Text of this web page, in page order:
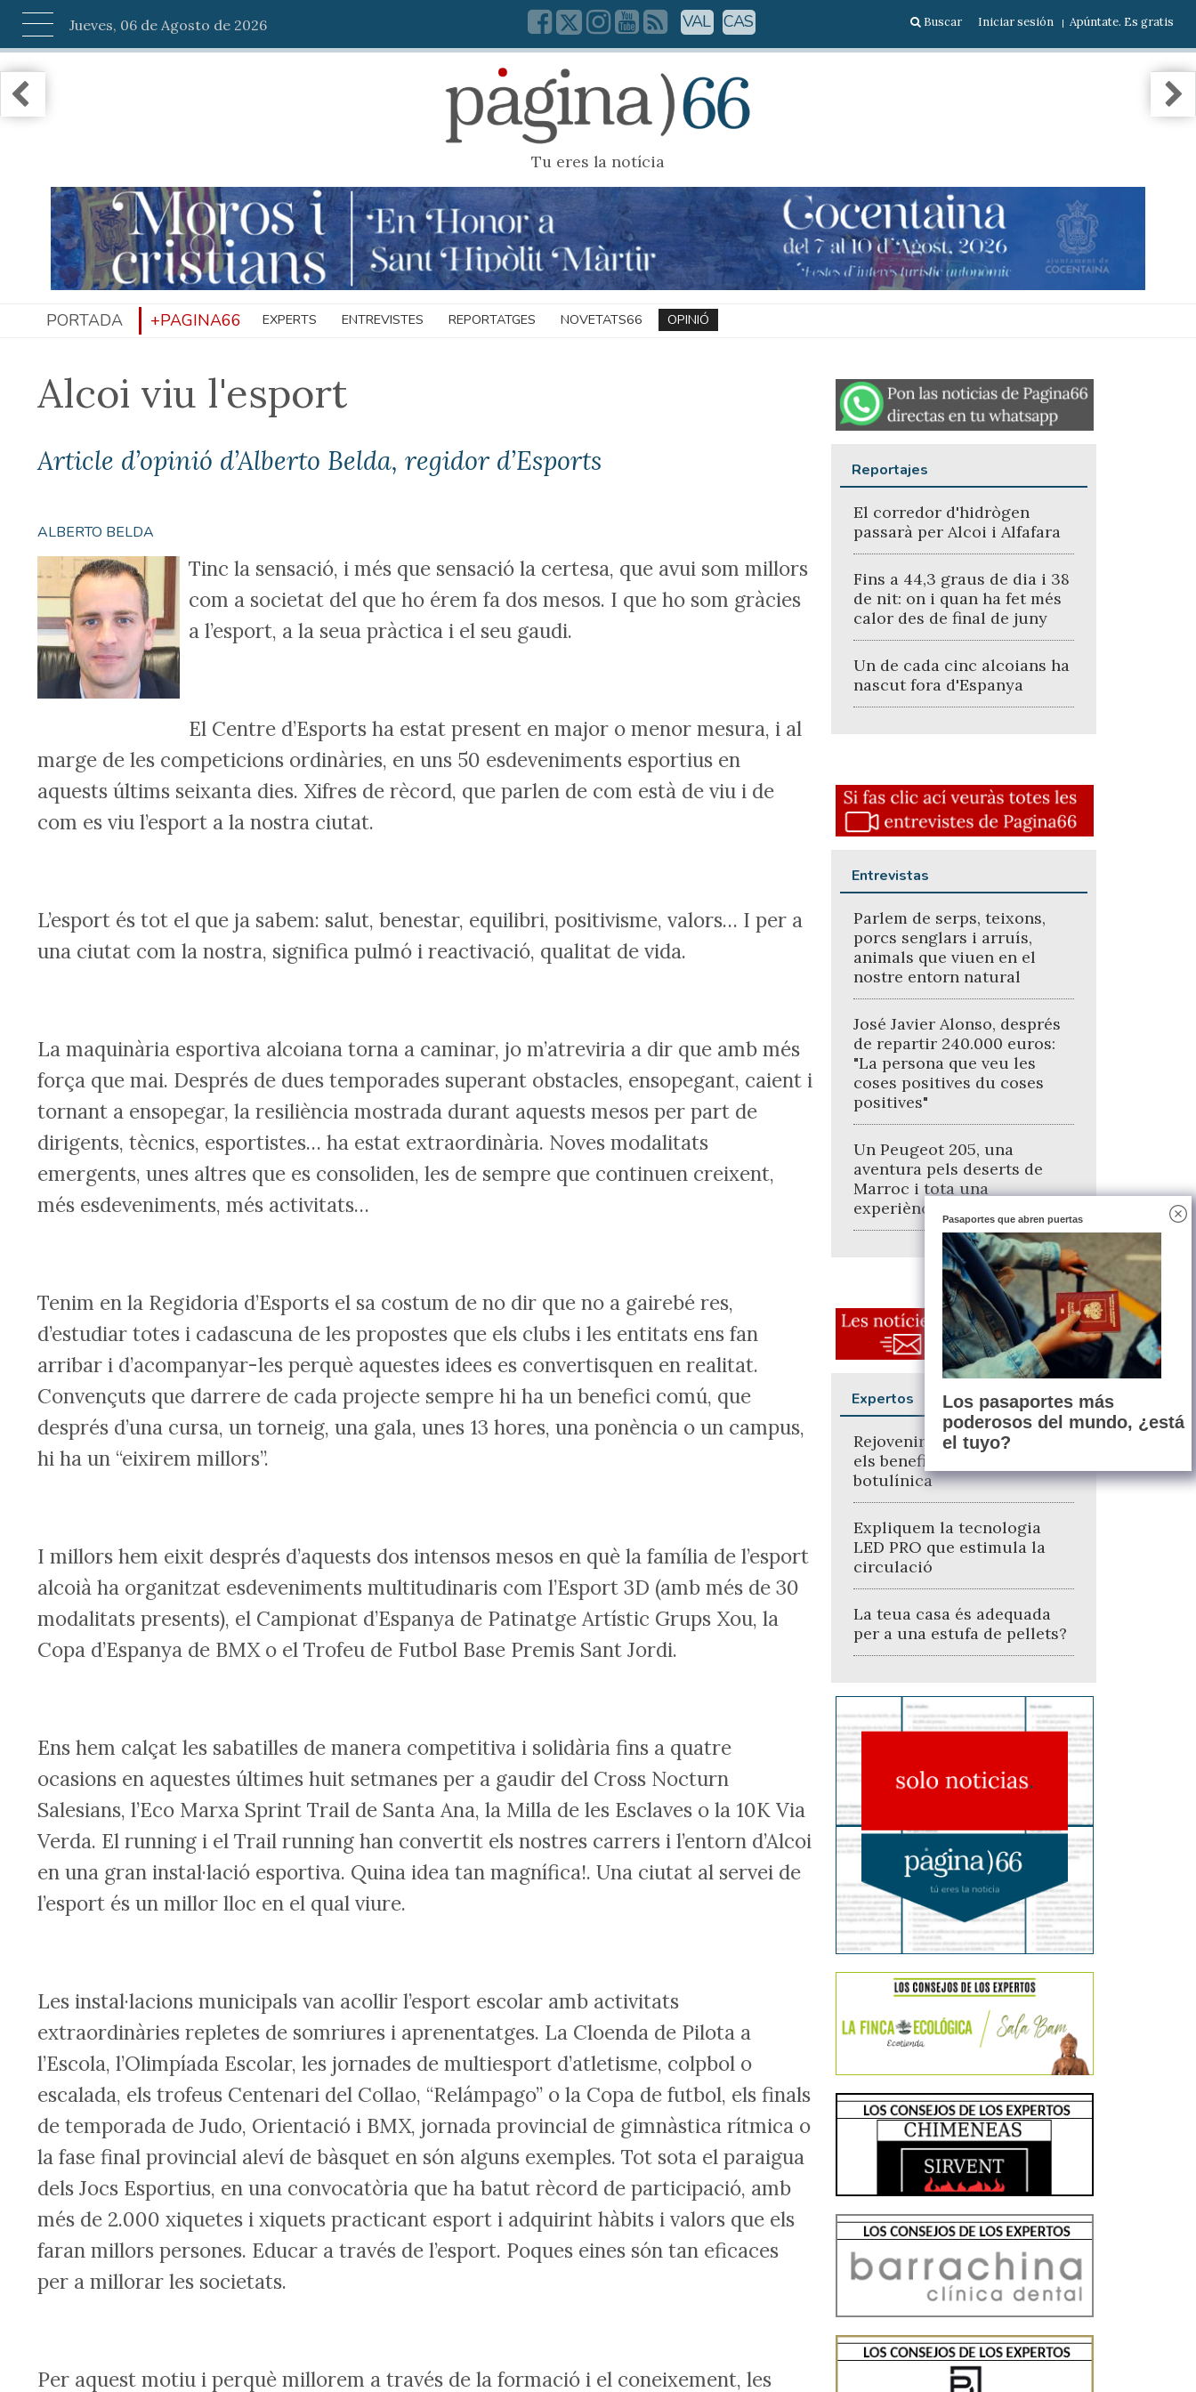
Jueves, 06 de Agosto de 2026 VAL CAS Buscar Iniciar sesión Apúntate. Es gratis
Tu eres la notícia
PORTADA +PAGINA66 EXPERTS ENTREVISTES REPORTATGES NOVETATS66 OPINIÓ
Alcoi viu l'esport
Article d’opinió d’Alberto Belda, regidor d’Esports
ALBERTO BELDA
Tinc la sensació, i més que sensació la certesa, que avui som millors
com a societat del que ho érem fa dos mesos. I que ho som gràcies
a l’esport, a la seua pràctica i el seu gaudi.
El Centre d’Esports ha estat present en major o menor mesura, i al
marge de les competicions ordinàries, en uns 50 esdeveniments esportius en
aquests últims seixanta dies. Xifres de rècord, que parlen de com està de viu i de
com es viu l’esport a la nostra ciutat.
L’esport és tot el que ja sabem: salut, benestar, equilibri, positivisme, valors… I per a
una ciutat com la nostra, significa pulmó i reactivació, qualitat de vida.
La maquinària esportiva alcoiana torna a caminar, jo m’atreviria a dir que amb més
força que mai. Després de dues temporades superant obstacles, ensopegant, caient i
tornant a ensopegar, la resiliència mostrada durant aquests mesos per part de
dirigents, tècnics, esportistes… ha estat extraordinària. Noves modalitats
emergents, unes altres que es consoliden, les de sempre que continuen creixent,
més esdeveniments, més activitats…
Tenim en la Regidoria d’Esports el sa costum de no dir que no a gairebé res,
d’estudiar totes i cadascuna de les propostes que els clubs i les entitats ens fan
arribar i d’acompanyar-les perquè aquestes idees es convertisquen en realitat.
Convençuts que darrere de cada projecte sempre hi ha un benefici comú, que
després d’una cursa, un torneig, una gala, unes 13 hores, una ponència o un campus,
hi ha un “eixirem millors”.
I millors hem eixit després d’aquests dos intensos mesos en què la família de l’esport
alcoià ha organitzat esdeveniments multitudinaris com l’Esport 3D (amb més de 30
modalitats presents), el Campionat d’Espanya de Patinatge Artístic Grups Xou, la
Copa d’Espanya de BMX o el Trofeu de Futbol Base Premis Sant Jordi.
Ens hem calçat les sabatilles de manera competitiva i solidària fins a quatre
ocasions en aquestes últimes huit setmanes per a gaudir del Cross Nocturn
Salesians, l’Eco Marxa Sprint Trail de Santa Ana, la Milla de les Esclaves o la 10K Via
Verda. El running i el Trail running han convertit els nostres carrers i l’entorn d’Alcoi
en una gran instal·lació esportiva. Quina idea tan magnífica!. Una ciutat al servei de
l’esport és un millor lloc en el qual viure.
Les instal·lacions municipals van acollir l’esport escolar amb activitats
extraordinàries repletes de somriures i aprenentatges. La Cloenda de Pilota a
l’Escola, l’Olimpíada Escolar, les jornades de multiesport d’atletisme, colpbol o
escalada, els trofeus Centenari del Collao, “Relámpago” o la Copa de futbol, els finals
de temporada de Judo, Orientació i BMX, jornada provincial de gimnàstica rítmica o
la fase final provincial aleví de bàsquet en són alguns exemples. Tot sota el paraigua
dels Jocs Esportius, en una convocatòria que ha batut rècord de participació, amb
més de 2.000 xiquetes i xiquets practicant esport i adquirint hàbits i valors que els
faran millors persones. Educar a través de l’esport. Poques eines són tan eficaces
per a millorar les societats.
Per aquest motiu i perquè millorem a través de la formació i el coneixement, les
Reportajes
El corredor d'hidrògen
passarà per Alcoi i Alfafara
Fins a 44,3 graus de dia i 38
de nit: on i quan ha fet més
calor des de final de juny
Un de cada cinc alcoians ha
nascut fora d'Espanya
Entrevistas
Parlem de serps, teixons,
porcs senglars i arruís,
animals que viuen en el
nostre entorn natural
José Javier Alonso, després
de repartir 240.000 euros:
"La persona que veu les
coses positives du coses
positives"
Un Peugeot 205, una
aventura pels deserts de
Marroc i tota una
experiència entre pare i fill
Expertos
Rejovenir amb naturalitat:
els beneficis de la toxina
botulínica
Expliquem la tecnologia
LED PRO que estimula la
circulació
La teua casa és adequada
per a una estufa de pellets?
Pasaportes que abren puertas
Los pasaportes más
poderosos del mundo, ¿está
el tuyo?